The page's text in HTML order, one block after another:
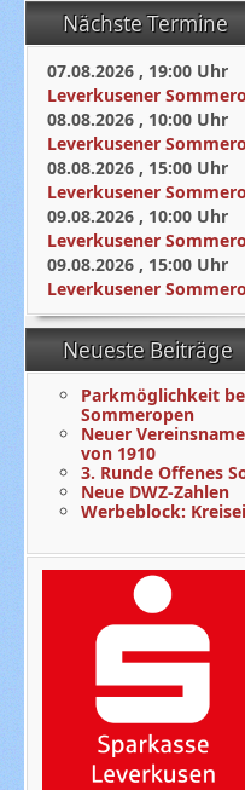
Nächste Termine
07.08.2026 , 19:00 Uhr
Leverkusener
08.08.2026 , 10:00 Uhr
Leverkusener
08.08.2026 , 15:00 Uhr
Leverkusener
09.08.2026 , 10:00 Uhr
Leverkusener
09.08.2026 , 15:00 Uhr
Leverkusener
Neueste Beiträge
Parkmöglichkeit
Sommeropen
Neuer
von 1910
3. Runde Offenes
Neue DWZ-Zahlen
Werbeblock: